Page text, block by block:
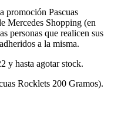
promoción Pascuas
Mercedes Shopping (en
personas que realicen sus
a la misma.
y hasta agotar stock.
Rocklets 200 Gramos).